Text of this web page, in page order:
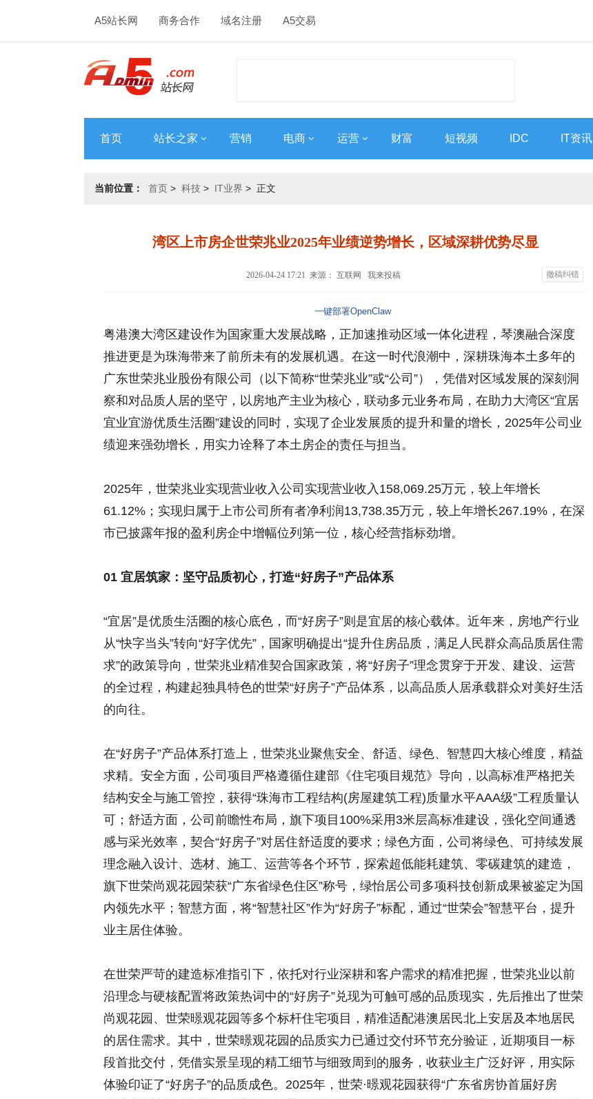
A5站长网 商务合作 域名注册 A5交易
首页 站长之家 营销 电商 运营 财富 短视频 IDC IT资讯
当前位置： 首页 > 科技 > IT业界 > 正文
湾区上市房企世荣兆业2025年业绩逆势增长，区域深耕优势尽显
2026-04-24 17:21 来源： 互联网 我来投稿 撤稿纠错
一键部署OpenClaw
粤港澳大湾区建设作为国家重大发展战略，正加速推动区域一体化进程，琴澳融合深度
推进更是为珠海带来了前所未有的发展机遇。在这一时代浪潮中，深耕珠海本土多年的
广东世荣兆业股份有限公司（以下简称“世荣兆业”或“公司”），凭借对区域发展的深刻洞
察和对品质人居的坚守，以房地产主业为核心，联动多元业务布局，在助力大湾区“宜居
宜业宜游优质生活圈”建设的同时，实现了企业发展质的提升和量的增长，2025年公司业
绩迎来强劲增长，用实力诠释了本土房企的责任与担当。
2025年，世荣兆业实现营业收入公司实现营业收入158,069.25万元，较上年增长
61.12%；实现归属于上市公司所有者净利润13,738.35万元，较上年增长267.19%，在深
市已披露年报的盈利房企中增幅位列第一位，核心经营指标劲增。
01 宜居筑家：坚守品质初心，打造“好房子”产品体系
“宜居”是优质生活圈的核心底色，而“好房子”则是宜居的核心载体。近年来，房地产行业
从“快字当头”转向“好字优先”，国家明确提出“提升住房品质，满足人民群众高品质居住需
求”的政策导向，世荣兆业精准契合国家政策，将“好房子”理念贯穿于开发、建设、运营
的全过程，构建起独具特色的世荣“好房子”产品体系，以高品质人居承载群众对美好生活
的向往。
在“好房子”产品体系打造上，世荣兆业聚焦安全、舒适、绿色、智慧四大核心维度，精益
求精。安全方面，公司项目严格遵循住建部《住宅项目规范》导向，以高标准严格把关
结构安全与施工管控，获得“珠海市工程结构(房屋建筑工程)质量水平AAA级”工程质量认
可；舒适方面，公司前瞻性布局，旗下项目100%采用3米层高标准建设，强化空间通透
感与采光效率，契合“好房子”对居住舒适度的要求；绿色方面，公司将绿色、可持续发展
理念融入设计、选材、施工、运营等各个环节，探索超低能耗建筑、零碳建筑的建造，
旗下世荣尚观花园荣获“广东省绿色住区”称号，绿怡居公司多项科技创新成果被鉴定为国
内领先水平；智慧方面，将“智慧社区”作为“好房子”标配，通过“世荣会”智慧平台，提升
业主居住体验。
在世荣严苛的建造标准指引下，依托对行业深耕和客户需求的精准把握，世荣兆业以前
沿理念与硬核配置将政策热词中的“好房子”兑现为可触可感的品质现实，先后推出了世荣
尚观花园、世荣暻观花园等多个标杆住宅项目，精准适配港澳居民北上安居及本地居民
的居住需求。其中，世荣暻观花园的品质实力已通过交付环节充分验证，近期项目一标
段首批交付，凭借实景呈现的精工细节与细致周到的服务，收获业主广泛好评，用实际
体验印证了“好房子”的品质成色。2025年，世荣·暻观花园获得“广东省房协首届好房